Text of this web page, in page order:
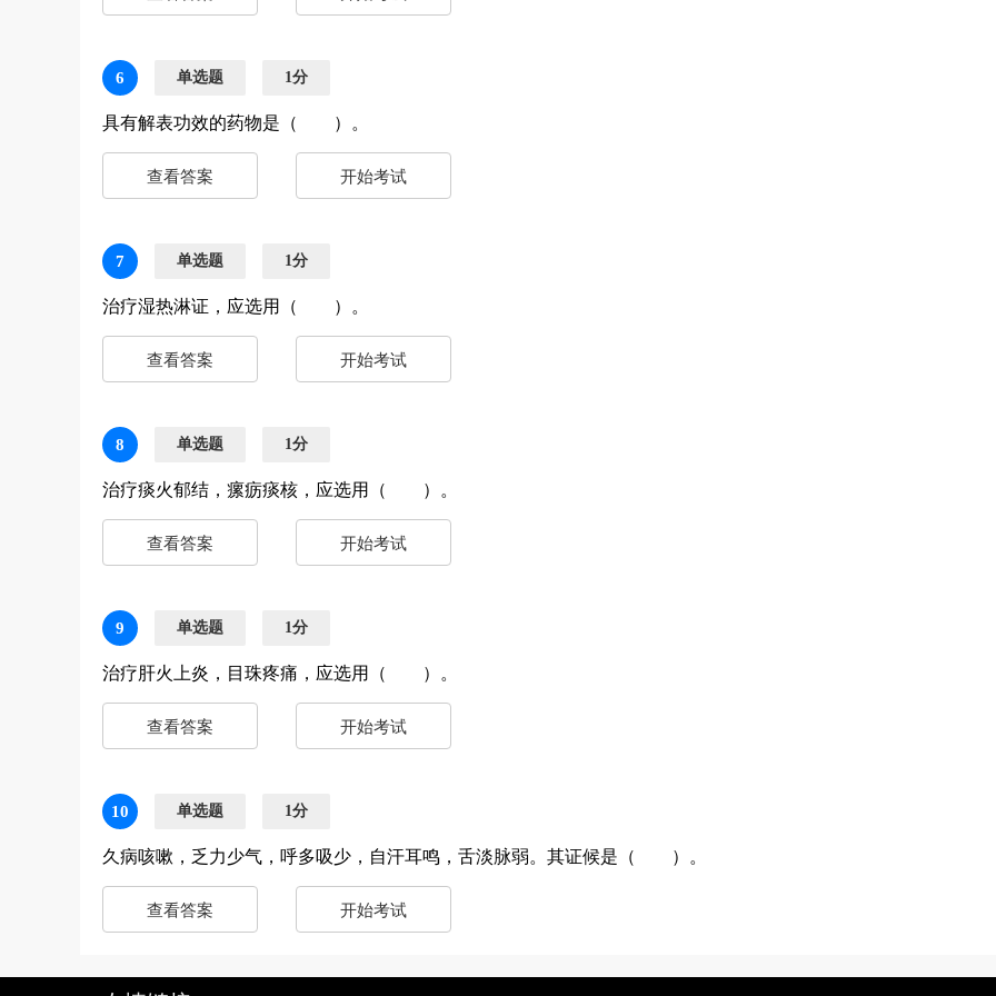
6 单选题 1分
具有解表功效的药物是（ ）。
查看答案 开始考试
7 单选题 1分
治疗湿热淋证，应选用（ ）。
查看答案 开始考试
8 单选题 1分
治疗痰火郁结，瘰疬痰核，应选用（ ）。
查看答案 开始考试
9 单选题 1分
治疗肝火上炎，目珠疼痛，应选用（ ）。
查看答案 开始考试
10 单选题 1分
久病咳嗽，乏力少气，呼多吸少，自汗耳鸣，舌淡脉弱。其证候是（ ）。
查看答案 开始考试